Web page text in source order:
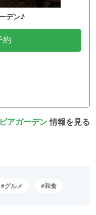
デン♪
約
ビアガーデン情報を見る
グルメ 和食